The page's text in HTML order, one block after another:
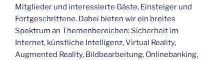
Mitglieder und interessierte Gäste, Einsteiger und
Fortgeschrittene. Dabei bieten wir ein breites
Spektrum an Themenbereichen: Sicherheit im
Internet, künstliche Intelligenz, Virtual Reality,
Augmented Reality, Bildbearbeitung, Onlinebanking,